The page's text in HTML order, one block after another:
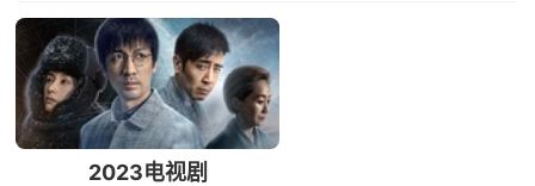
2023电视剧